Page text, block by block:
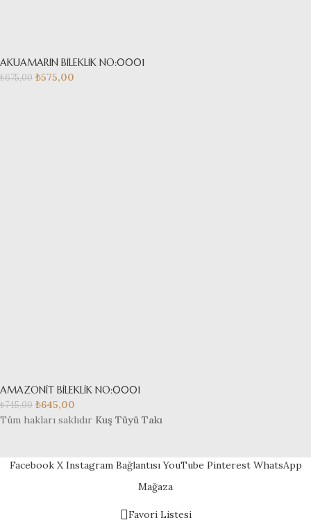
AKUAMARİN BİLEKLİK NO:0001
₺675,00 ₺575,00
AMAZONİT BİLEKLİK NO:0001
₺745,00 ₺645,00
Tüm hakları saklıdır Kuş Tüyü Takı
Facebook X Instagram Bağlantısı YouTube Pinterest WhatsApp
Mağaza
Favori Listesi